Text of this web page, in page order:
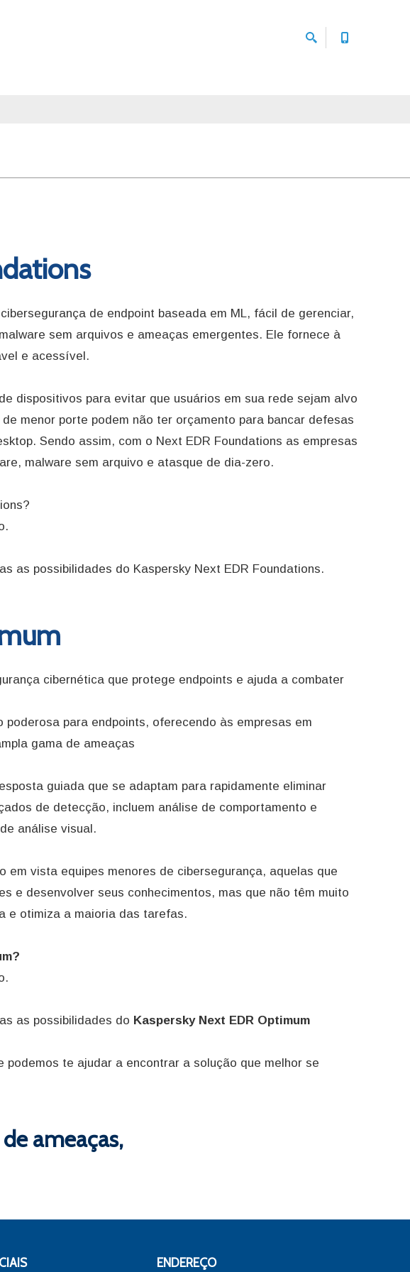
de endpoint baseada em ML, fácil de gerenciar,
sem arquivos e ameaças emergentes. Ele fornece à
e acessível.
dispositivos para evitar que usuários em sua rede sejam alvo
menor porte podem não ter orçamento para bancar defesas
Sendo assim, com o Next EDR Foundations as empresas
malware sem arquivo e atasque de dia-zero.
as possibilidades do Kaspersky Next EDR Foundations.
cibernética que protege endpoints e ajuda a combater
para endpoints, oferecendo às empresas em
gama de ameaças
guiada que se adaptam para rapidamente eliminar
de detecção, incluem análise de comportamento e
análise visual.
em vista equipes menores de cibersegurança, aquelas que
e desenvolver seus conhecimentos, mas que não têm muito
e otimiza a maioria das tarefas.
as possibilidades do Kaspersky Next EDR Optimum
podemos te ajudar a encontrar a solução que melhor se
ameaças,
ENDEREÇO